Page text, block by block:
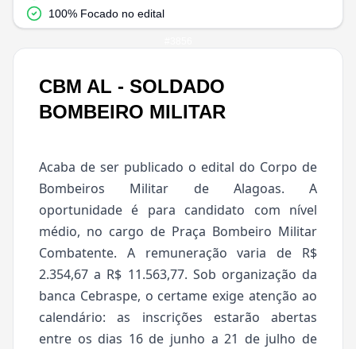
CBM AL - SOLDADO
BOMBEIRO MILITAR
Acaba de ser publicado o edital do Corpo de
Bombeiros Militar de Alagoas. A
oportunidade é para candidato com nível
médio, no cargo de Praça Bombeiro Militar
Combatente. A remuneração varia de R$
2.354,67 a R$ 11.563,77. Sob organização da
banca Cebraspe, o certame exige atenção ao
calendário: as inscrições estarão abertas
entre os dias 16 de junho a 21 de julho de
100% Focado no edital